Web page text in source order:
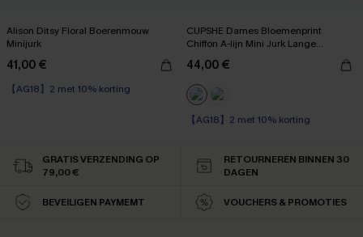
Alison Ditsy Floral Boerenmouw
Minijurk
41,00 €
【AG18】2 met 10% korting
CUPSHE Dames Bloemenprint
Chiffon A-lijn Mini Jurk Lange
Boerenmouwen Elastische Herfstjurk
Marineblauw
44,00 €
【AG18】2 met 10% korting
【AG18】2 met 10% korting
GRATIS VERZENDING OP
79,00 €
RETOURNEREN BINNEN 30
DAGEN
BEVEILIGEN PAYMEMT VOUCHERS & PROMOTIES